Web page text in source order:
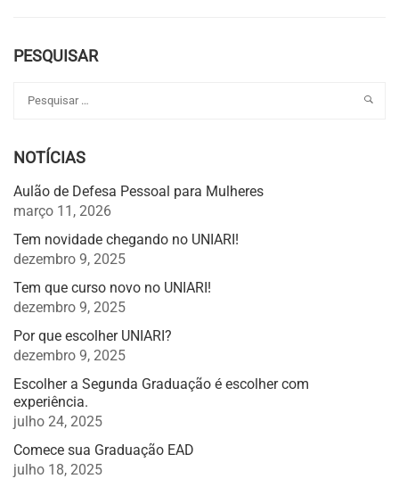
PESQUISAR
NOTÍCIAS
Aulão de Defesa Pessoal para Mulheres
março 11, 2026
Tem novidade chegando no UNIARI!
dezembro 9, 2025
Tem que curso novo no UNIARI!
dezembro 9, 2025
Por que escolher UNIARI?
dezembro 9, 2025
Escolher a Segunda Graduação é escolher com
experiência.
julho 24, 2025
Comece sua Graduação EAD
julho 18, 2025